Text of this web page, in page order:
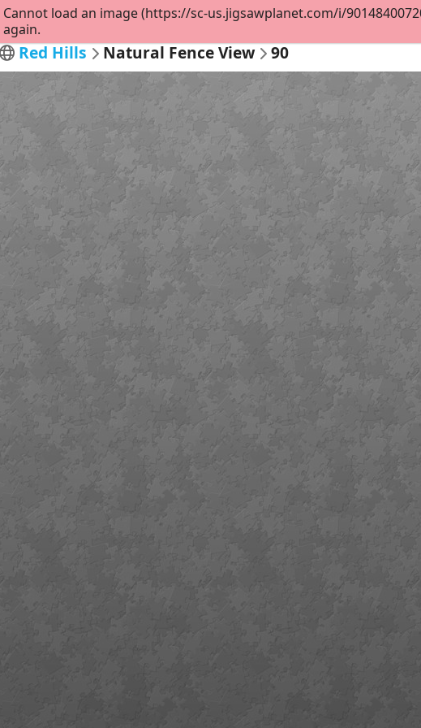
Oluştur
Red Hills Natural Fence View 90
Cannot load an image (https://sc-us.jigsawplanet.com/i/
again.